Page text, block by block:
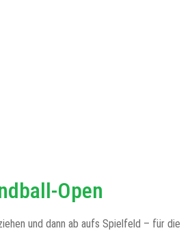
Open
und dann ab aufs Spielfeld – für die